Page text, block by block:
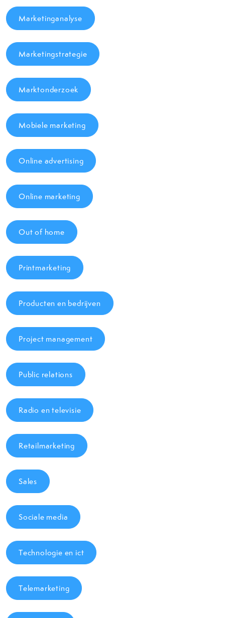
Marketinganalyse
Marketingstrategie
Marktonderzoek
Mobiele marketing
Online advertising
Online marketing
Out of home
Printmarketing
Producten en bedrijven
Project management
Public relations
Radio en televisie
Retailmarketing
Sales
Sociale media
Technologie en ict
Telemarketing